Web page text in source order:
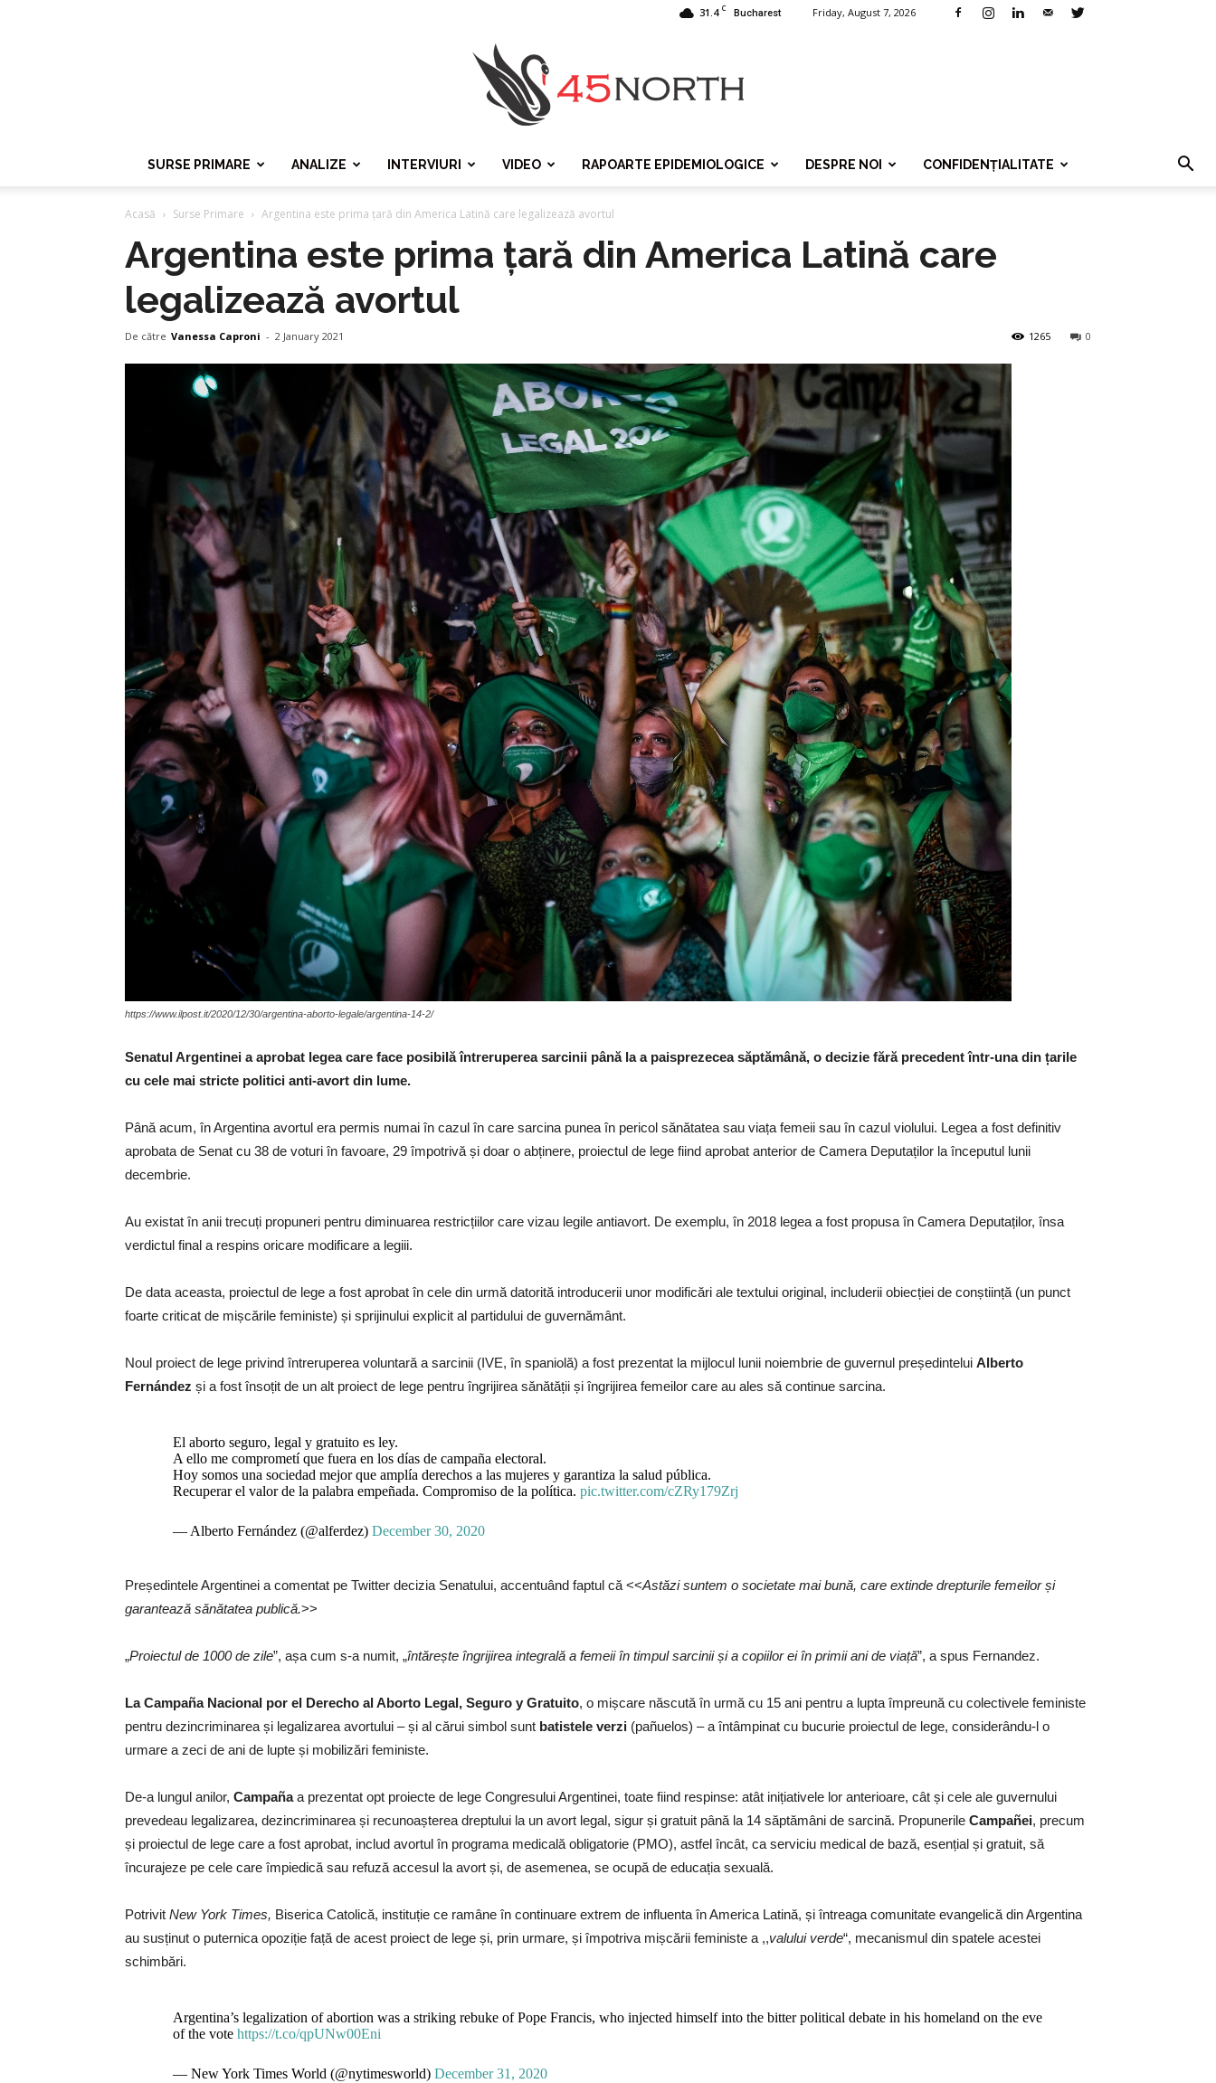
31.4 C Bucharest Friday, August 7, 2026
SURSE PRIMARE ANALIZE INTERVIURI VIDEO RAPOARTE EPIDEMIOLOGICE DESPRE NOI CONFIDENȚIALITATE
Acasă Surse Primare Argentina este prima țară din America Latină care legalizează avortul
Argentina este prima țară din America Latină care
legalizează avortul
De către Vanessa Caproni - 2 January 2021 0
1265
https://www.ilpost.it/2020/12/30/argentina-aborto-legale/argentina-14-2/
Senatul Argentinei a aprobat legea care face posibilă întreruperea sarcinii până la a paisprezecea săptămână, o decizie fără precedent într-una din țarile
cu cele mai stricte politici anti-avort din lume.
Până acum, în Argentina avortul era permis numai în cazul în care sarcina punea în pericol sănătatea sau viața femeii sau în cazul violului. Legea a fost definitiv
aprobata de Senat cu 38 de voturi în favoare, 29 împotrivă și doar o abținere, proiectul de lege fiind aprobat anterior de Camera Deputaților la începutul lunii
decembrie.
Au existat în anii trecuți propuneri pentru diminuarea restricțiilor care vizau legile antiavort. De exemplu, în 2018 legea a fost propusa în Camera Deputaților, însa
verdictul final a respins oricare modificare a legiii.
De data aceasta, proiectul de lege a fost aprobat în cele din urmă datorită introducerii unor modificări ale textului original, includerii obiecției de conștiință (un punct
foarte criticat de mișcările feministe) și sprijinului explicit al partidului de guvernământ.
Noul proiect de lege privind întreruperea voluntară a sarcinii (IVE, în spaniolă) a fost prezentat la mijlocul lunii noiembrie de guvernul președintelui Alberto
Fernández și a fost însoțit de un alt proiect de lege pentru îngrijirea sănătății și îngrijirea femeilor care au ales să continue sarcina.
El aborto seguro, legal y gratuito es ley.
A ello me comprometí que fuera en los días de campaña electoral.
Hoy somos una sociedad mejor que amplía derechos a las mujeres y garantiza la salud pública.
Recuperar el valor de la palabra empeñada. Compromiso de la política.pic.twitter.com/cZRy179Zrj
— Alberto Fernández (@alferdez)December 30, 2020
Președintele Argentinei a comentat pe Twitter decizia Senatului, accentuând faptul că <<Astăzi suntem o societate mai bună, care extinde drepturile femeilor și
garantează sănătatea publică.>>
„Proiectul de 1000 de zile”, așa cum s-a numit, „întărește îngrijirea integrală a femeii în timpul sarcinii și a copiilor ei în primii ani de viață”, a spus Fernandez.
La Campaña Nacional por el Derecho al Aborto Legal, Seguro y Gratuito, o mișcare născută în urmă cu 15 ani pentru a lupta împreună cu colectivele feministe
pentru dezincriminarea și legalizarea avortului – și al cărui simbol sunt batistele verzi (pañuelos) – a întâmpinat cu bucurie proiectul de lege, considerându-l o
urmare a zeci de ani de lupte și mobilizări feministe.
De-a lungul anilor, Campañaa prezentat opt ​​proiecte de lege Congresului Argentinei, toate fiind respinse: atât inițiativele lor anterioare, cât și cele ale guvernului
prevedeau legalizarea, dezincriminarea și recunoașterea dreptului la un avort legal, sigur și gratuit până la 14 săptămâni de sarcină. Propunerile Campañei, precum
și proiectul de lege care a fost aprobat, includ avortul în programa medicală obligatorie (PMO), astfel încât, ca serviciu medical de bază, esențial și gratuit, să
încurajeze pe cele care împiedică sau refuză accesul la avort și, de asemenea, se ocupă de educația sexuală.
Potrivit New York Times, Biserica Catolică, instituție ce ramâne în continuare extrem de influenta în America Latină, și întreaga comunitate evangelică din Argentina
au susținut o puternica opoziție față de acest proiect de lege și, prin urmare, și împotriva mișcării feministe a ,,valului verde“, mecanismul din spatele acestei
schimbări.
Argentina’s legalization of abortion was a striking rebuke of Pope Francis, who injected himself into the bitter political debate in his homeland on the eve
of the votehttps://t.co/qpUNw00Eni
— New York Times World (@nytimesworld)December 31, 2020